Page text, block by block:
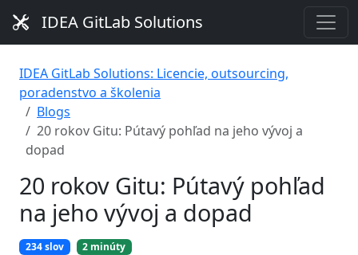
IDEA GitLab Solutions
IDEA GitLab Solutions: Licencie, outsourcing,
poradenstvo a školenia
Blogs
20 rokov Gitu: Pútavý pohľad na jeho vývoj a
dopad
20 rokov Gitu: Pútavý pohľad
na jeho vývoj a dopad
234 slov 2 minúty